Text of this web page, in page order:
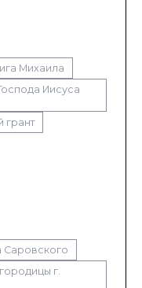
Михаила
Иисуса
грант
г.